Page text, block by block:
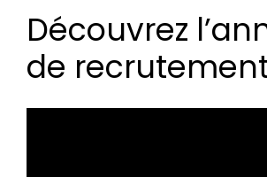
Découvrez
de